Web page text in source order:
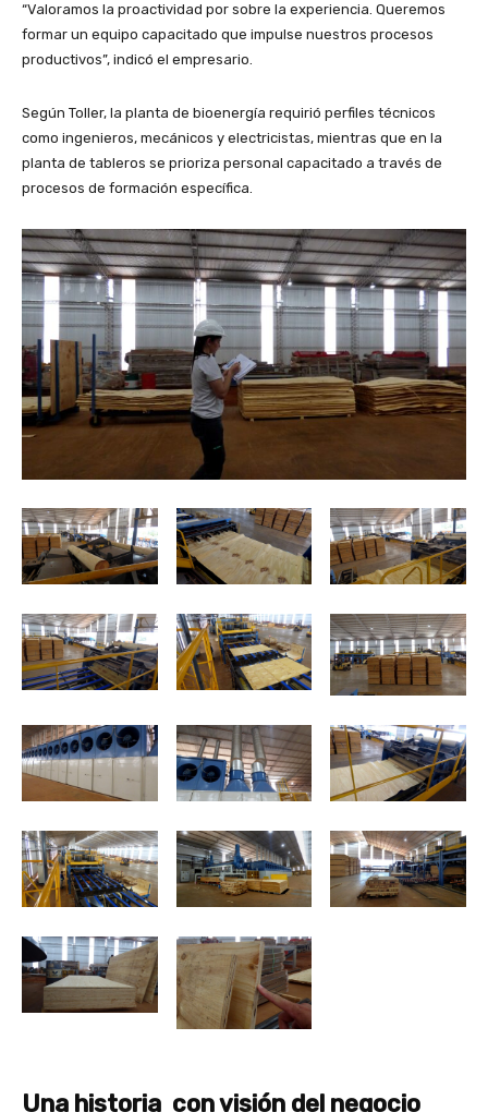
“Valoramos la proactividad por sobre la experiencia. Queremos
formar un equipo capacitado que impulse nuestros procesos
productivos”, indicó el empresario.
Según Toller, la planta de bioenergía requirió perfiles técnicos
como ingenieros, mecánicos y electricistas, mientras que en la
planta de tableros se prioriza personal capacitado a través de
procesos de formación específica.
Una historia con visión del negocio